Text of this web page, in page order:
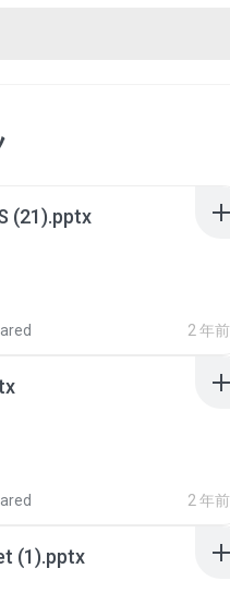
(21).pptx
2 年前
2 年前
(1).pptx